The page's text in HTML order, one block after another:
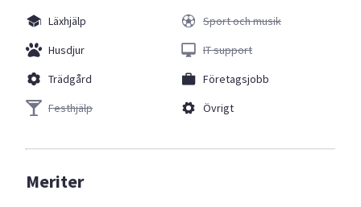
Läxhjälp
Husdjur
Trädgård
Festhjälp
Sport och musik
IT support
Företagsjobb
Övrigt
Meriter